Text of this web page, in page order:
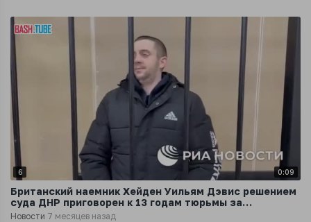
6 0:09
Британский наемник Хейден Уильям Дэвис решением
суда ДНР приговорен к 13 годам тюрьмы за
наемничество и другие преступления
Новости 7 месяцев назад